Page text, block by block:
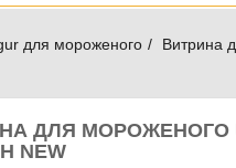
для мороженого Витрина
ДЛЯ МОРОЖЕНОГО
NEW